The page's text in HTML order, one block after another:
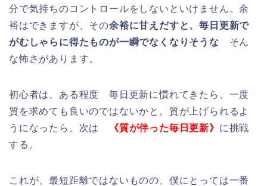
分で気持ちのコントロールをしないといけません。余
裕はできますが、その余裕に甘えだすと、毎日更新で
がむしゃらに得たものが一瞬でなくなりそうな そん
な怖さがあります。
初心者は、ある程度 毎日更新に慣れてきたら、一度
質を求めても良いのではないかと。質が上げられるよ
うになったら、次は
《質が伴った毎日更新》 に挑戦
する。
これが、最短距離ではないものの、僕にとっては一番